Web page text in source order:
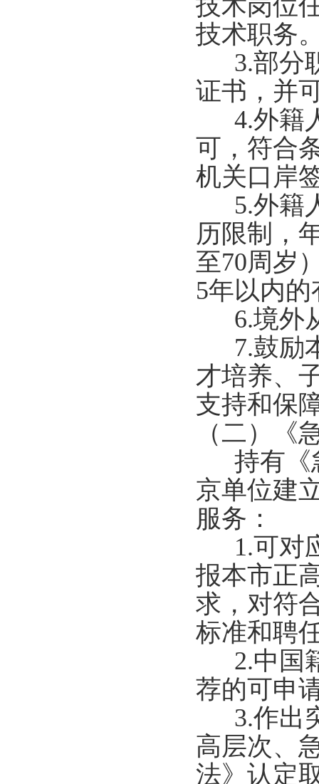
技术岗位
技术职务
3.部分
证书，并
4.外籍
可，符合
机关口岸
5.外籍
历限制，
至70周岁
5年以内
6.境外
7.鼓励
才培养、
支持和保
（二）《
持有《
京单位建
服务：
1.可对
报本市正
求，对符
标准和聘
2.中国
荐的可申
3.作出
高层次、
法》认定